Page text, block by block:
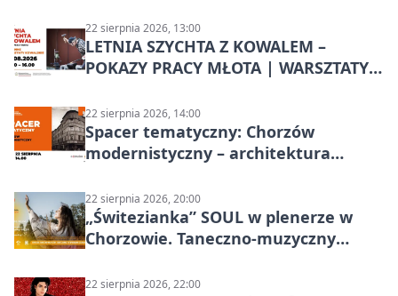
22 sierpnia 2026, 13:00
LETNIA SZYCHTA Z KOWALEM –
POKAZY PRACY MŁOTA | WARSZTATY
22 sierpnia 2026, 14:00
Spacer tematyczny: Chorzów
modernistyczny – architektura
22 sierpnia 2026, 20:00
„Świtezianka” SOUL w plenerze w
Chorzowie. Taneczno-muzyczny
22 sierpnia 2026, 22:00